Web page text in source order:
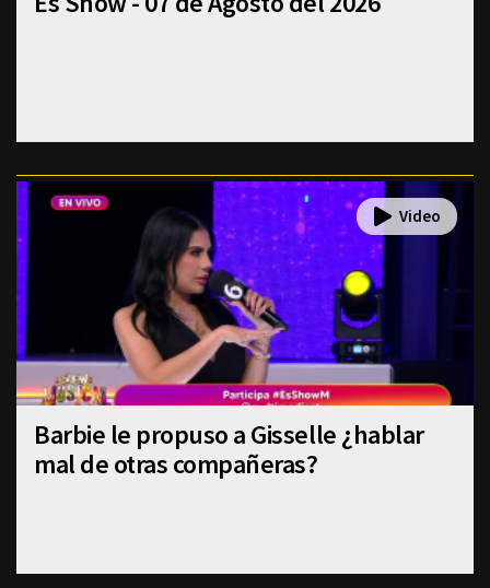
Barbie le propuso a Gisselle ¿hablar
mal de otras compañeras?